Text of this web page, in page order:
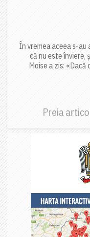
În vremea aceea s-au
că nu este înviere,
Moise a zis: «Dacă
Preia